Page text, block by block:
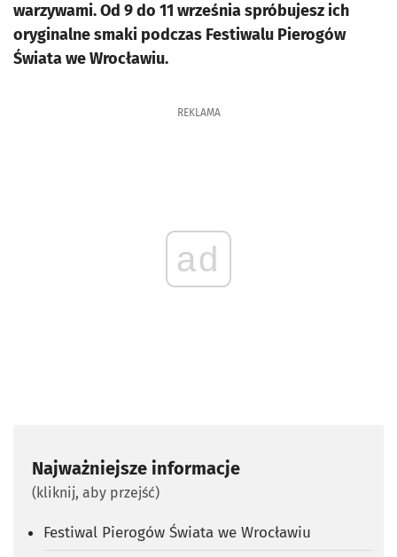
warzywami. Od 9 do 11 września spróbujesz ich
oryginalne smaki podczas Festiwalu Pierogów
Świata we Wrocławiu.
REKLAMA
ad
Najważniejsze informacje
(kliknij, aby przejść)
Festiwal Pierogów Świata we Wrocławiu